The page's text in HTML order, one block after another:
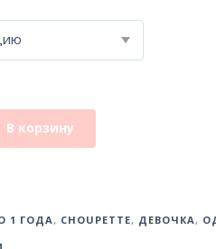
В корзину
1 ГОДА, CHOUPETTE, ДЕВОЧКА ,